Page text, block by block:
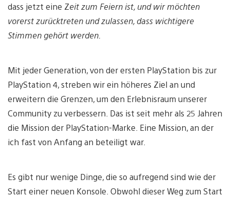
dass jetzt eine Zeit zum Feiern ist, und wir möchten
vorerst zurücktreten und zulassen, dass wichtigere
Stimmen gehört werden.
Mit jeder Generation, von der ersten PlayStation bis zur
PlayStation 4, streben wir ein höheres Ziel an und
erweitern die Grenzen, um den Erlebnisraum unserer
Community zu verbessern. Das ist seit mehr als 25 Jahren
die Mission der PlayStation-Marke. Eine Mission, an der
ich fast von Anfang an beteiligt war.
Es gibt nur wenige Dinge, die so aufregend sind wie der
Start einer neuen Konsole. Obwohl dieser Weg zum Start